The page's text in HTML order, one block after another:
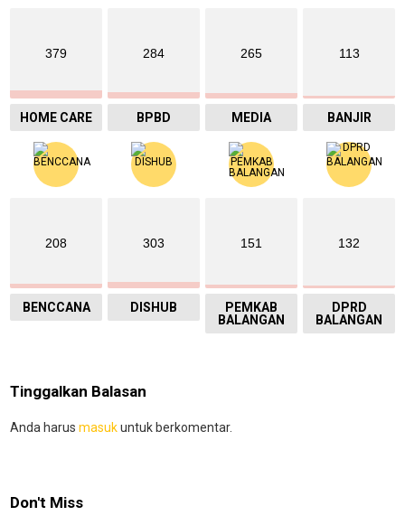
379
HOME CARE
284
BPBD
265
MEDIA
113
BANJIR
208
BENCCANA
303
DISHUB
151
PEMKAB
BALANGAN
132
DPRD
BALANGAN
Tinggalkan Balasan
Anda harus masukuntuk berkomentar.
Don't Miss